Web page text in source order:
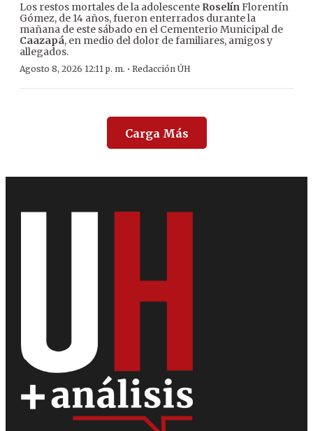
Los restos mortales de la adolescente RoselínFlorentín
Gómez, de 14 años, fueron enterrados durante la
mañana de este sábado en el Cementerio Municipal de
Caazapá, en medio del dolor de familiares, amigos y
allegados.
Agosto 8, 2026 12:11 p. m. · Redacción ÚH
Carga Más